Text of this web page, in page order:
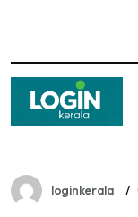
loginkerala